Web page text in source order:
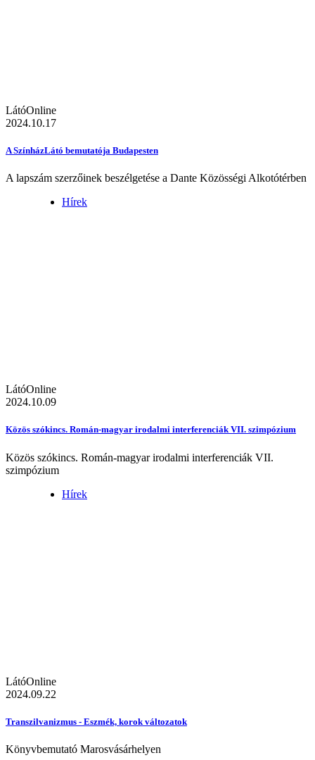
LátóOnline
2024.10.17
A SzínházLátó bemutatója Budapesten
A lapszám szerzőinek beszélgetése a Dante Közösségi Alkotótérben
Hírek
LátóOnline
2024.10.09
Közös szókincs. Román-magyar irodalmi interferenciák VII. szimpózium
Közös szókincs. Román-magyar irodalmi interferenciák VII.
szimpózium
Hírek
LátóOnline
2024.09.22
Transzilvanizmus - Eszmék, korok változatok
Könyvbemutató Marosvásárhelyen